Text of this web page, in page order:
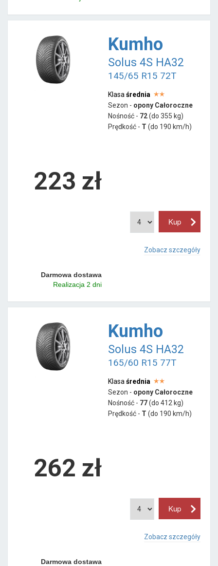
Kumho
Solus 4S HA32
145/65 R15 72T
Klasa średnia
Sezon - opony Całoroczne
Nośność - 72(do 355 kg)
Prędkość - T (do 190 km/h)
223 zł
Zobacz szczegóły
Darmowa dostawa
Realizacja 2 dni
Kumho
Solus 4S HA32
165/60 R15 77T
Klasa średnia
Sezon - opony Całoroczne
Nośność - 77(do 412 kg)
Prędkość - T (do 190 km/h)
262 zł
Zobacz szczegóły
Darmowa dostawa